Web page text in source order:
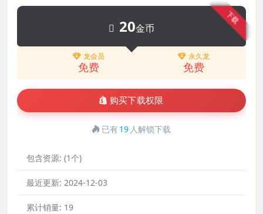
下载
20金币
龙会员
免费
永久龙
免费
购买下载权限
已有19 人解锁下载
包含资源: (1个)
最近更新: 2024-12-03
累计销量: 19